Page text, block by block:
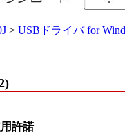
> USBドライバ for
許諾